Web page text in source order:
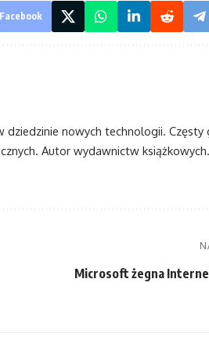
Facebook
dziedzinie nowych technologii.
Autor wydawnictw
Microsoft żegna